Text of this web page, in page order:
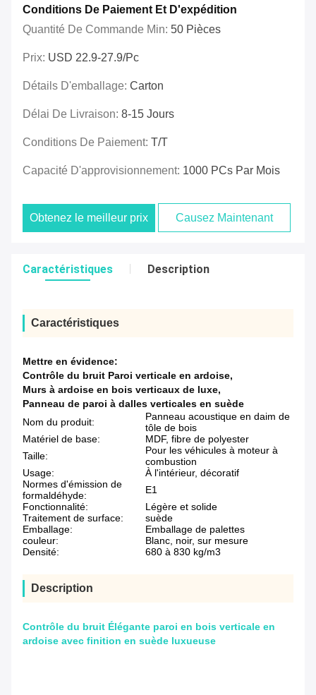
Conditions De Paiement Et D'expédition
Quantité De Commande Min: 50 Pièces
Prix: USD 22.9-27.9/pc
Détails D'emballage: Carton
Délai De Livraison: 8-15 Jours
Conditions De Paiement: T/T
Capacité D'approvisionnement: 1000 PCs Par Mois
Obtenez le meilleur prix Causez Maintenant
Caractéristiques Description
Caractéristiques
Mettre en évidence:
Contrôle du bruit Paroi verticale en ardoise,
Murs à ardoise en bois verticaux de luxe,
Panneau de paroi à dalles verticales en suède
Nom du produit:
Panneau acoustique en daim de
tôle de bois
Matériel de base:
MDF, fibre de polyester
Taille:
Pour les véhicules à moteur à
combustion
Usage:
À l'intérieur, décoratif
Normes d'émission de
formaldéhyde:
E1
Fonctionnalité:
Légère et solide
Traitement de surface:
suède
Emballage:
Emballage de palettes
couleur:
Blanc, noir, sur mesure
Densité:
680 à 830 kg/m3
Description
Contrôle du bruit Élégante paroi en bois verticale en
ardoise avec finition en suède luxueuse